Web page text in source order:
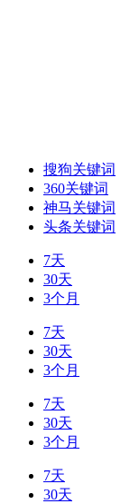
搜狗关键词
360关键词
神马关键词
头条关键词
7天
30天
3个月
7天
30天
3个月
7天
30天
3个月
7天
30天